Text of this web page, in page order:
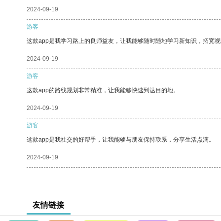
2024-09-19
游客
这款app是我学习路上的良师益友，让我能够随时随地学习新知识，拓宽
2024-09-19
游客
这款app的路线规划非常精准，让我能够快速到达目的地。
2024-09-19
游客
这款app是我社交的好帮手，让我能够与朋友保持联系，分享生活点滴。
2024-09-19
友情链接